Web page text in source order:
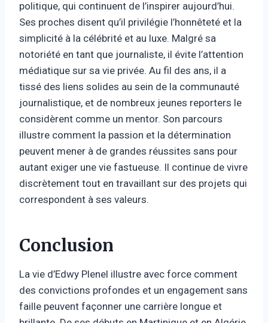
politique, qui continuent de l’inspirer aujourd’hui.
Ses proches disent qu’il privilégie l’honnêteté et la
simplicité à la célébrité et au luxe. Malgré sa
notoriété en tant que journaliste, il évite l’attention
médiatique sur sa vie privée. Au fil des ans, il a
tissé des liens solides au sein de la communauté
journalistique, et de nombreux jeunes reporters le
considèrent comme un mentor. Son parcours
illustre comment la passion et la détermination
peuvent mener à de grandes réussites sans pour
autant exiger une vie fastueuse. Il continue de vivre
discrètement tout en travaillant sur des projets qui
correspondent à ses valeurs.
Conclusion
La vie d’Edwy Plenel illustre avec force comment
des convictions profondes et un engagement sans
faille peuvent façonner une carrière longue et